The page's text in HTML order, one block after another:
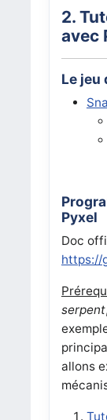
2.
avec
Le jeu
Pyxel
Doc
https://
serpent
allons